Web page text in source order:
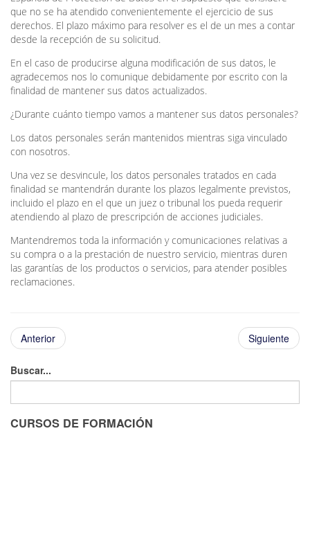
que no se ha atendido convenientemente el ejercicio de sus
derechos. El plazo máximo para resolver es el de un mes a contar
desde la recepción de su solicitud.
En el caso de producirse alguna modificación de sus datos, le
agradecemos nos lo comunique debidamente por escrito con la
finalidad de mantener sus datos actualizados.
¿Durante cuánto tiempo vamos a mantener sus datos personales?
Los datos personales serán mantenidos mientras siga vinculado
con nosotros.
Una vez se desvincule, los datos personales tratados en cada
finalidad se mantendrán durante los plazos legalmente previstos,
incluido el plazo en el que un juez o tribunal los pueda requerir
atendiendo al plazo de prescripción de acciones judiciales.
Mantendremos toda la información y comunicaciones relativas a
su compra o a la prestación de nuestro servicio, mientras duren
las garantías de los productos o servicios, para atender posibles
reclamaciones.
Anterior Siguiente
Buscar...
CURSOS DE FORMACIÓN